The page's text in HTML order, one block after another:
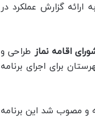
گزارش عملکرد در
اقامه نماز طراحی و
برای اجرای برنامه
و مصوب شد این برنامه